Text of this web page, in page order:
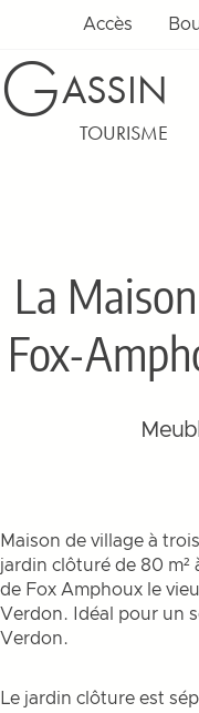
Accès
GASSIN
TOURISME
La
Fox-
Maison de village à
jardin clôturé de 80 m²
de Fox Amphoux le
Verdon. Idéal pour un
Verdon.
Le jardin clôture est